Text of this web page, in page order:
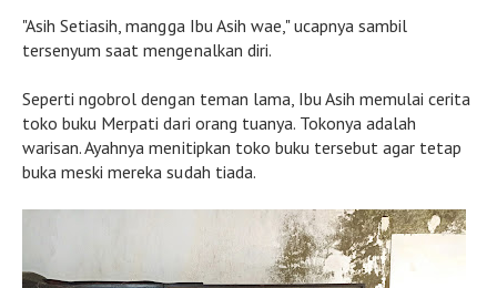
"Asih Setiasih, mangga Ibu Asih wae," ucapnya sambil
tersenyum saat mengenalkan diri.
Seperti ngobrol dengan teman lama, Ibu Asih memulai cerita
toko buku Merpati dari orang tuanya. Tokonya adalah
warisan. Ayahnya menitipkan toko buku tersebut agar tetap
buka meski mereka sudah tiada.